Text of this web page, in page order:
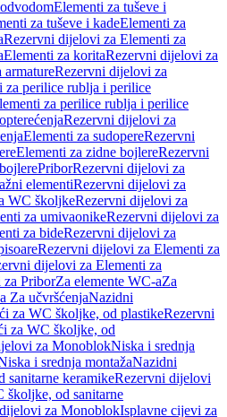
Elementi za tuševe i
za tuševe i kadeElementi za
Rezervni dijelovi za Elementi za
Elementi za koritaRezervni dijelovi za
armatureRezervni dijelovi za
za perilice rublja i perilice
za perilice rublja i perilice
Rezervni dijelovi za
Elementi za sudopereRezervni
Elementi za zidne bojlereRezervni
PriborRezervni dijelovi za
elementiRezervni dijelovi za
WC školjkeRezervni dijelovi za
za umivaonikeRezervni dijelovi za
za bideRezervni dijelovi za
Rezervni dijelovi za Elementi za
dijelovi za Elementi za
PriborZa elemente WC-aZa
Za učvršćenjaNazidni
za WC školjke, od plastikeRezervni
za WC školjke, od
za MonoblokNiska i srednja
i srednja montažaNazidni
sanitarne keramikeRezervni dijelovi
od sanitarne
za MonoblokIsplavne cijevi za